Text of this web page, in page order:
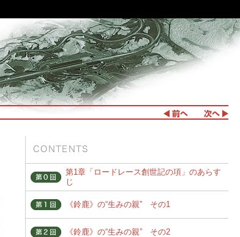
第1章「ロードレース創世記の項」のあらす
じ
《鈴鹿》の“生みの親” その1
《鈴鹿》の“生みの親” その2